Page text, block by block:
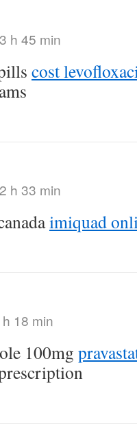
h 45 min
cost
h 33 min
imiquad
18 min
100mg